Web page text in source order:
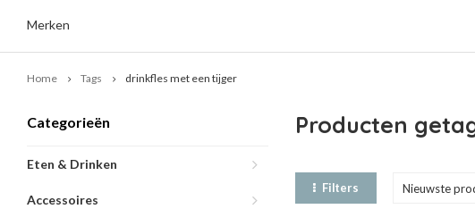
Merken
Home Tags drinkfles met een tijger
Categorieën
Eten & Drinken
Accessoires
Producten
Filters Nieuwste